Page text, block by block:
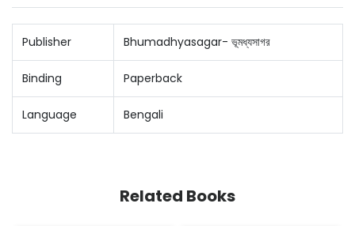
Publisher Bhumadhyasagar- ভূমধ্যসাগর
Binding Paperback
Language Bengali
Related Books